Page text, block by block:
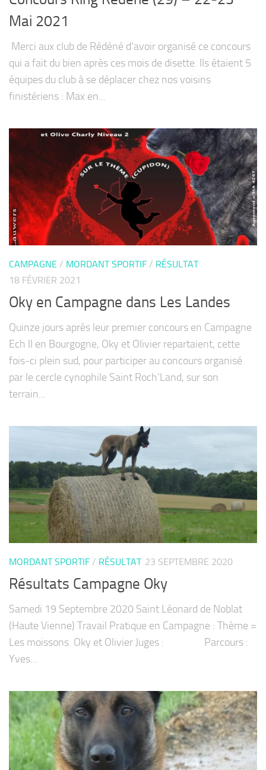
Mai 2021
Merci aux club de Rédéné d’avoir organisé ce concours
qui a fait du bien après ces mois de disette. Ils étaient 5
équipes du club à se déplacer chez nos voisins
finistériens : Max en...
CAMPAGNE / MORDANT SPORTIF / RÉSULTAT
18 FÉVRIER 2021
Oky en Campagne dans Les Landes
Quinze jours après leur premier concours en Campagne
Ech II en Bourgogne, Oky et Olivier repartaient, cette
fois-ci plein sud, pour participer au concours organisé
par le cercle cynophile Saint Roch’Land, sur son
terrain...
MORDANT SPORTIF / RÉSULTAT 23 SEPTEMBRE 2020
Résultats Campagne Oky
Samedi 19 Septembre 2020 Saint Léonard de Noblat
(Haute Vienne) Travail Pratique en Campagne : Thème =
Les moissons Oky et Olivier Juges : Parcours :
Yves...